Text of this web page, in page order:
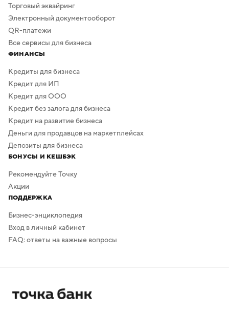
Торговый эквайринг
Электронный документооборот
QR-платежи
Все сервисы для бизнеса
ФИНАНСЫ
Кредиты для бизнеса
Кредит для ИП
Кредит для ООО
Кредит без залога для бизнеса
Кредит на развитие бизнеса
Деньги для продавцов на маркетплейсах
Депозиты для бизнеса
БОНУСЫ И КЕШБЭК
Рекомендуйте Точку
Акции
ПОДДЕРЖКА
Бизнес-энциклопедия
Вход в личный кабинет
FAQ: ответы на важные вопросы